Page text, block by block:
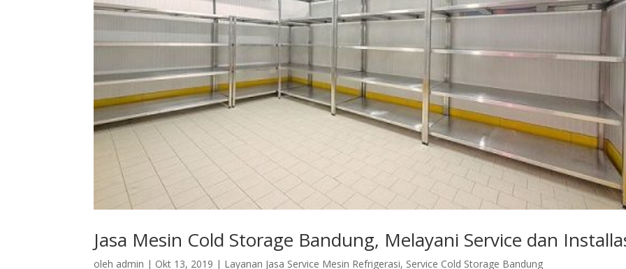
Jasa Mesin Cold Storage Bandung, Melayani Service dan
oleh admin | Okt 13, 2019 | Layanan Jasa Service Mesin Refrigerasi, Service Cold Storage Bandung